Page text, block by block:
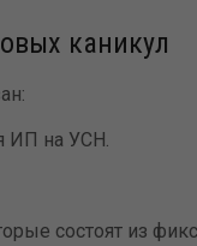
каникул
ИП на УСН.
состоят из